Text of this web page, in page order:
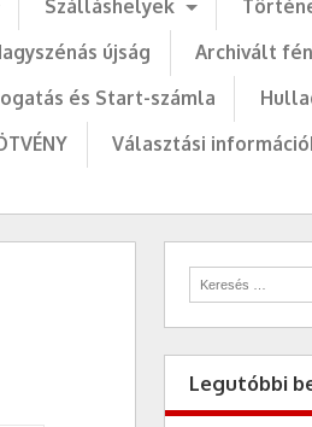
Szálláshelyek
újság Archivált
és Start-számla
Választási
Legutóbbi